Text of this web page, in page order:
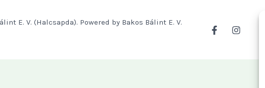
E. V. (Halcsapda). Powered by Bakos Bálint E. V.